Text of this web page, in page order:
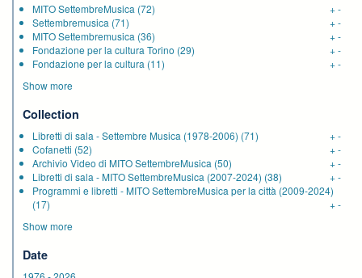
MITO SettembreMusica (72) +-
Settembremusica (71) +-
MITO Settembremusica (36) +-
Fondazione per la cultura Torino (29) +-
Fondazione per la cultura (11) +-
Show more
Collection
Libretti di sala - Settembre Musica (1978-2006) (71) +-
Cofanetti (52) +-
Archivio Video di MITO SettembreMusica (50) +-
Libretti di sala - MITO SettembreMusica (2007-2024) (38) +-
Programmi e libretti - MITO SettembreMusica per la città (2009-2024)
(17)
+-
Show more
Date